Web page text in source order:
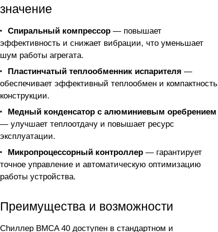
значение
Спиральный компрессор — повышает
эффективность и снижает вибрации, что уменьшает
шум работы агрегата.
Пластинчатый теплообменник испарителя —
обеспечивает эффективный теплообмен и компактность
конструкции.
Медный конденсатор с алюминиевым оребрением
— улучшает теплоотдачу и повышает ресурс
эксплуатации.
Микропроцессорный контроллер — гарантирует
точное управление и автоматическую оптимизацию
работы устройства.
Преимущества и возможности
Chиллер BMCA 40 доступен в стандартном и